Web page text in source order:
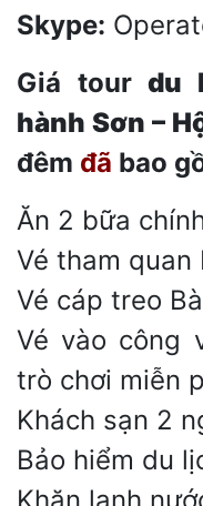
Skype:
Giá tourdu
hành Sơn –
đêm đã bao
Ăn 2 bữa
Vé tham quan
Vé cáp treo
Vé vào công
trò chơi miễn
Khách sạn 2
Bảo hiểm du